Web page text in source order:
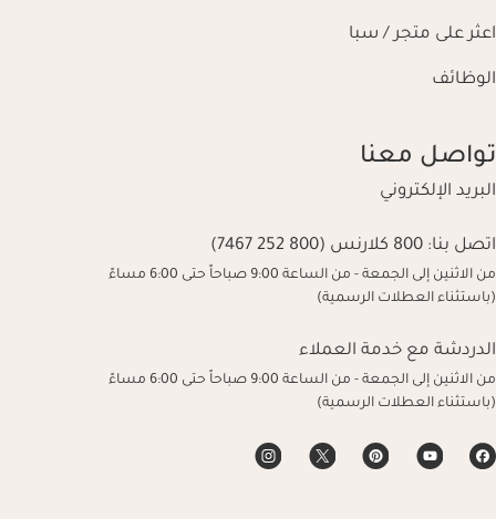
اعثر على متجر / سبا
الوظائف
تواصل معنا
البريد الإلكتروني
اتصل بنا: 800 كلارنس (800 252 7467)
من الاثنين إلى الجمعة - من الساعة 9:00 صباحاً حتى 6:00 مساءً
(باستثناء العطلات الرسمية)
الدردشة مع خدمة العملاء
من الاثنين إلى الجمعة - من الساعة 9:00 صباحاً حتى 6:00 مساءً
(باستثناء العطلات الرسمية)